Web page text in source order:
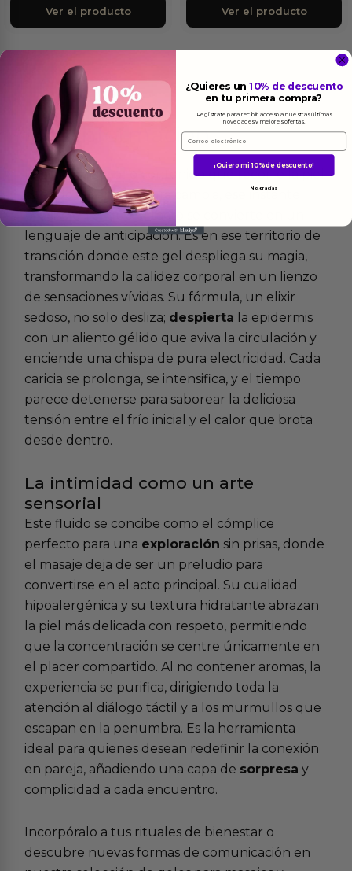
Ver el producto Ver el producto
Másinformacion
Imagina el suspiro contenido que recorre la piel
cuando la temperatura cambia, ese instante
preciso en el que el tacto se convierte en un
lenguaje de anticipación. Es en ese territorio de
transición donde este gel despliega su magia,
transformando la calidez corporal en un lienzo
de sensaciones vívidas. Su fórmula, un elixir
sedoso, no solo desliza; despierta la epidermis
con un aliento gélido que aviva la circulación y
enciende una chispa de pura electricidad. Cada
caricia se prolonga, se intensifica, y el tiempo
parece detenerse para saborear la deliciosa
tensión entre el frío inicial y el calor que brota
desde dentro.
La intimidad como un arte
sensorial
Este fluido se concibe como el cómplice
perfecto para una exploración sin prisas, donde
el masaje deja de ser un preludio para
convertirse en el acto principal. Su cualidad
hipoalergénica y su textura hidratante abrazan
la piel más delicada con respeto, permitiendo
que la concentración se centre únicamente en
el placer compartido. Al no contener aromas, la
experiencia se purifica, dirigiendo toda la
atención al diálogo táctil y a los murmullos que
escapan en la penumbra. Es la herramienta
ideal para quienes desean redefinir la conexión
en pareja, añadiendo una capa de sorpresa y
complicidad a cada encuentro.
Incorpóralo a tus rituales de bienestar o
descubre nuevas formas de comunicación en
¿Quieres un10% de descuento
en tu primera compra?
Regístrate para recibir acceso a nuestras últimas
novedades y mejores ofertas.
Email
¡Quiero mi 10% de descuento!
No, gracias